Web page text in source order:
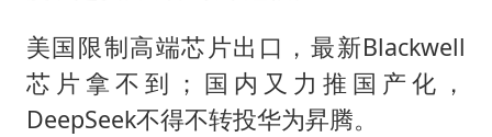
美国限制高端芯片出口，最新Blackwell
芯片拿不到；国内又力推国产化，
DeepSeek不得不转投华为昇腾。